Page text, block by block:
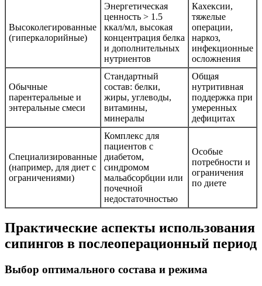
Высоколегированные
(гиперкалорийные)
Энергетическая
ценность > 1.5
ккал/мл, высокая
концентрация белка
и дополнительных
нутриентов
Кахексии,
тяжелые
операции,
наркоз,
инфекционные
осложнения
Обычные
парентеральные и
энтеральные смеси
Стандартный
состав: белки,
жиры, углеводы,
витамины,
минералы
Общая
нутритивная
поддержка при
умеренных
дефицитах
Специализированные
(например, для диет с
ограничениями)
Комплекс для
пациентов с
диабетом,
синдромом
мальабсорбции или
почечной
недостаточностью
Особые
потребности и
ограничения
по диете
Практические аспекты использования
сипингов в послеоперационный период
Выбор оптимального состава и режима